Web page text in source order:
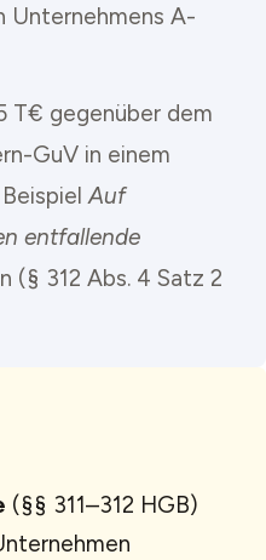
Unternehmens A-
T€ gegenüber dem
GuV in einem
Auf
entfallende
(§ 312 Abs. 4 Satz 2
(§§ 311–312 HGB)